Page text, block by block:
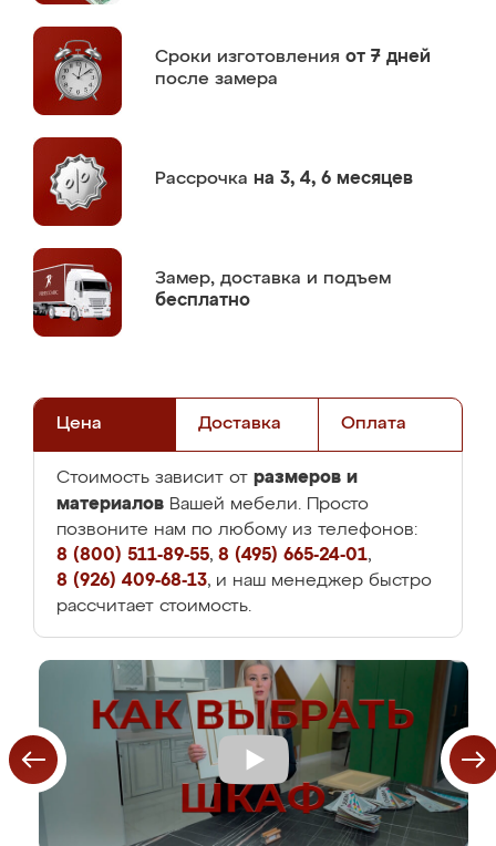
Сроки изготовления от 7 дней
после замера
Рассрочка на 3, 4, 6 месяцев
Замер, доставка и подъем
бесплатно
Цена Доставка Оплата
Стоимость зависит от размеров и
материалов Вашей мебели. Просто
позвоните нам по любому из телефонов:
8 (800) 511-89-55, 8 (495) 665-24-01,
8 (926) 409-68-13, и наш менеджер быстро
рассчитает стоимость.